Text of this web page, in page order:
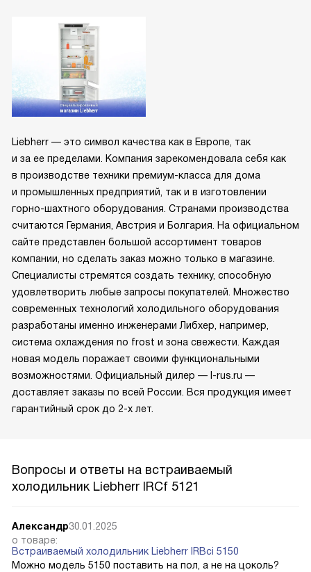
Liebherr — это символ качества как в Европе, так
и за ее пределами. Компания зарекомендовала себя как
в производстве техники премиум-класса для дома
и промышленных предприятий, так и в изготовлении
горно-шахтного оборудования. Странами производства
считаются Германия, Австрия и Болгария. На официальном
сайте представлен большой ассортимент товаров
компании, но сделать заказ можно только в магазине.
Специалисты стремятся создать технику, способную
удовлетворить любые запросы покупателей. Множество
современных технологий холодильного оборудования
разработаны именно инженерами Либхер, например,
система охлаждения no frost и зона свежести. Каждая
новая модель поражает своими функциональными
возможностями. Официальный дилер — l-rus.ru —
доставляет заказы по всей России. Вся продукция имеет
гарантийный срок до 2-х лет.
Вопросы и ответы на встраиваемый
холодильник Liebherr IRCf 5121
Александр30.01.2025
о товаре:
Встраиваемый холодильник Liebherr IRBci 5150
Можно модель 5150 поставить на пол, а не на цоколь?